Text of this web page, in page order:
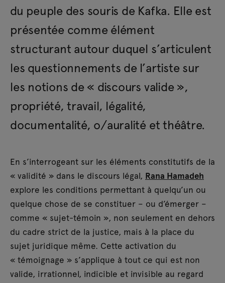
du peuple des souris de Kafka. Elle est
présentée comme élément
structurant autour duquel s’articulent
les questionnements de l’artiste sur
les notions de « discours valide »,
propriété, travail, légalité,
documentalité, o/auralité et théâtre.
En s’interrogeant sur les éléments constitutifs de la
« validité » dans le discours légal, Rana Hamadeh
explore les conditions permettant à quelqu’un ou
quelque chose de se constituer – ou d’émerger –
comme « sujet-témoin », non seulement en dehors
du cadre strict de la justice, mais à la place du
sujet juridique même. Cette activation du
« témoignage » s’applique à tout ce qui est non
valide, irrationnel, indicible et invisible au regard